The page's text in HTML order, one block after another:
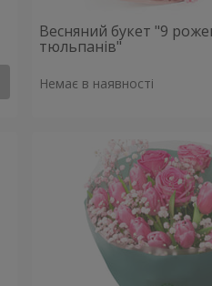
Весняний букет "9
тюльпанів"
Немає в наявності